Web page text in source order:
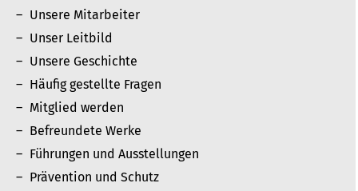
Unsere Mitarbeiter
Unser Leitbild
Unsere Geschichte
Häufig gestellte Fragen
Mitglied werden
Befreundete Werke
Führungen und Ausstellungen
Prävention und Schutz